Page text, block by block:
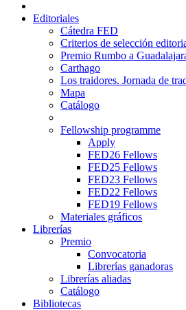
Editoriales
Cátedra FED
Criterios de selección
Premio Rumbo a
Carthago
Los traidores. Jornada de
Mapa
Catálogo
Fellowship programme
Apply
FED26 Fellows
FED25 Fellows
FED23 Fellows
FED22 Fellows
FED19 Fellows
Materiales gráficos
Librerías
Premio
Convocatoria
Librerías ganadoras
Librerías aliadas
Catálogo
Bibliotecas